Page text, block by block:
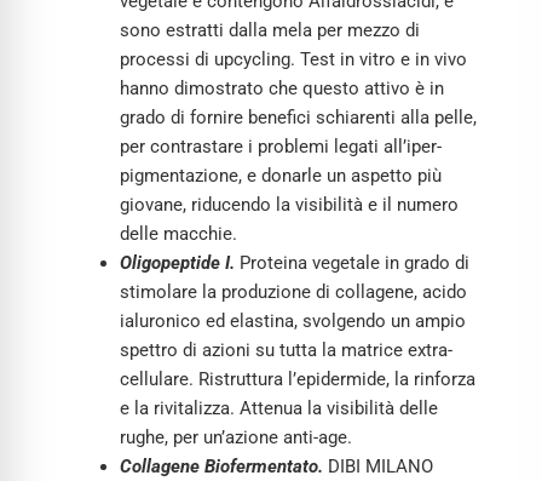
sono estratti dalla mela per mezzo di
processi di upcycling. Test in vitro e in vivo
hanno dimostrato che questo attivo è in
grado di fornire benefici schiarenti alla pelle,
per contrastare i problemi legati all’iper-
pigmentazione, e donarle un aspetto più
giovane, riducendo la visibilità e il numero
delle macchie.
Oligopeptide I. Proteina vegetale in grado di
stimolare la produzione di collagene, acido
ialuronico ed elastina, svolgendo un ampio
spettro di azioni su tutta la matrice extra-
cellulare. Ristruttura l’epidermide, la rinforza
e la rivitalizza. Attenua la visibilità delle
rughe, per un’azione anti-age.
Collagene Biofermentato. DIBI MILANO